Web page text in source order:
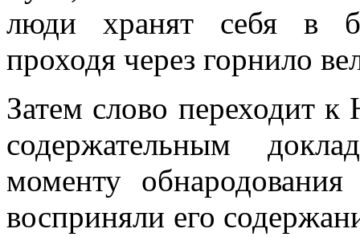
люди хранят себя в
проходя через горнило
Затем слово переходит
содержательным
моменту
восприняли его